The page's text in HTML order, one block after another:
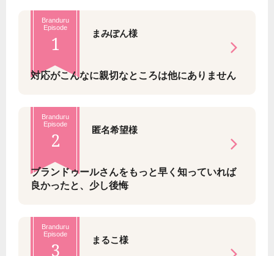
Branduru
Episode
1 まみぽん様
対応がこんなに親切なところは他にありません
Branduru
Episode
2 匿名希望様
ブランドゥールさんをもっと早く知っていれば
良かったと、少し後悔
Branduru
Episode
3 まるこ様